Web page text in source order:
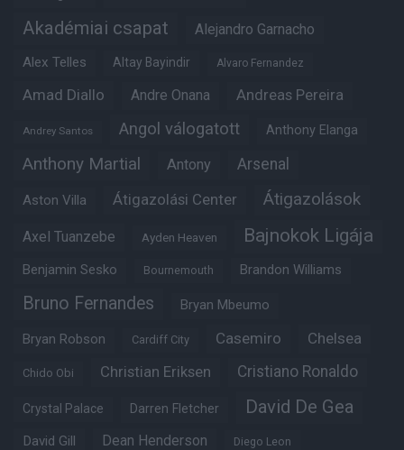
Akadémiai csapat Alejandro Garnacho
Alex Telles Altay Bayindir Alvaro Fernandez
Amad Diallo Andre Onana Andreas Pereira
Andrey Santos Angol válogatott Anthony Elanga
Anthony Martial Antony Arsenal
Aston Villa Átigazolási Center Átigazolások
Axel Tuanzebe Ayden Heaven Bajnokok Ligája
Benjamin Sesko Bournemouth Brandon Williams
Bruno Fernandes Bryan Mbeumo
Bryan Robson Cardiff City Casemiro Chelsea
Chido Obi Christian Eriksen Cristiano Ronaldo
Crystal Palace Darren Fletcher David De Gea
David Gill Dean Henderson Diego Leon